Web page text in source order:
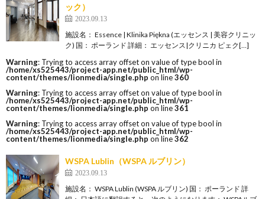
ック）
2023.09.13
施設名： Essence | Klinika Piękna (エッセンス | 美容クリニッ
ク) 国： ポーランド 詳細： エッセンス|クリニカ ピェク[…]
Warning: Trying to access array offset on value of type bool in
/home/xs525443/project-app.net/public_html/wp-
content/themes/lionmedia/single.php on line360
Warning: Trying to access array offset on value of type bool in
/home/xs525443/project-app.net/public_html/wp-
content/themes/lionmedia/single.php on line361
Warning: Trying to access array offset on value of type bool in
/home/xs525443/project-app.net/public_html/wp-
content/themes/lionmedia/single.php on line362
WSPA Lublin（WSPA ルブリン）
2023.09.13
施設名： WSPA Lublin (WSPA ルブリン) 国： ポーランド 詳